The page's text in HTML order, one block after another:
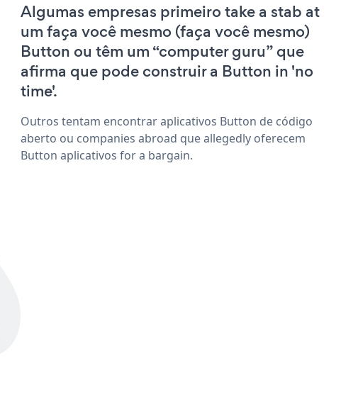
Algumas empresas primeiro take a stab at
um faça você mesmo (faça você mesmo)
Button ou têm um “computer guru” que
afirma que pode construir a Button in 'no
time'.
Outros tentam encontrar aplicativos Button de código
aberto ou companies abroad que allegedly oferecem
Button aplicativos for a bargain.